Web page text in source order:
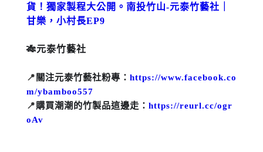
貨！獨家製程大公開。南投竹山-元泰竹藝社｜
甘樂，小村長EP9
🎋元泰竹藝社
📍 關注元泰竹藝社粉專： https://www.facebook.co
m/ybamboo557
📍購買潮潮的竹製品這邊走： https://reurl.cc/ogr
oAv